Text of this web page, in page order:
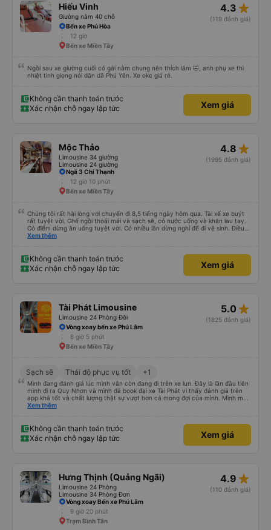
Hiếu Vinh
Giường nằm 40 chỗ
4.3 star_rate
(119 đánh giá)
Bến xe Phú Hòa
12 giờ
Bến xe Miền Tây
Ngồi sau xe giường cuối có gái nằm chung nên thích lắm 🤣, anh phụ xe thì
nhiệt tình giọng nói dân dã Phú Yên. Xe oke giá rẻ.
Không cần thanh toán trước
Xác nhận chỗ ngay lập tức
Xem giá
Mộc Thảo
Limousine 34 giường
Limousine 24 giường
4.8 star_rate
(1995 đánh giá)
Ngã 3 Chí Thạnh
12 giờ 10 phút
Bến xe Miền Tây
Chúng tôi rất hài lòng với chuyến đi 8,5 tiếng ngày hôm qua. Tài xế xe buýt
rất tuyệt vời. Ghế ngồi thoải mái và sạch sẽ, có nước uống và khăn lau tay.
Có điểm dừng ăn uống tuyệt vời. Có nhiều lần dừng nghỉ để đi vệ sinh. Điều
duy nhất tôi muốn đề xuất để cải thiện là cho phép thanh toán bằng thẻ
Xem thêm
Không cần thanh toán trước
Xác nhận chỗ ngay lập tức
Xem giá
Tài Phát Limousine
Limousine 24 Phòng Đôi
5.0 star_rate
(1825 đánh giá)
Vòng xoay bến xe Phú Lâm
8 giờ 5 phút
Bến xe Miền Tây
Sạch sẽ Thái độ phục vụ tốt +1
Mình đang đánh giá lúc mình vẫn còn đang đi trên xe lun. Đây là lần đầu tiên
mình đi ra Quy Nhơn và mình đã book đại xe Tài Phát vì thấy đánh giá trên
app khá tốt và chất lượng thật sự vượt hơn cả mong đợi của mình. Mình mua
giường đôi và vừa đủ cho 2 người. Nhân viên của nhà xe phải nói là siêu nhiệt
trung chuyển và lên xe lớn thì luôn hỗ trợ xách vali giùm tụi mình. Trên xe thì
có cả bánh và sữa miễn phí cho khách còn chuẩn bị cả thuốc say xe, dép,
mền, gối và đặc biệt là có gối ôm. Nchung là phải chấm nhà xe 10 sao mới
Xem thêm
Không cần thanh toán trước
Xác nhận chỗ ngay lập tức
Xem giá
Hưng Thịnh (Quảng Ngãi)
Limousine 24 Phòng
Limousine 34 Phòng Đơn
4.9 star_rate
(110 đánh giá)
Vòng xoay Bến xe Phú Lâm
9 giờ 20 phút
Trạm Bình Tân